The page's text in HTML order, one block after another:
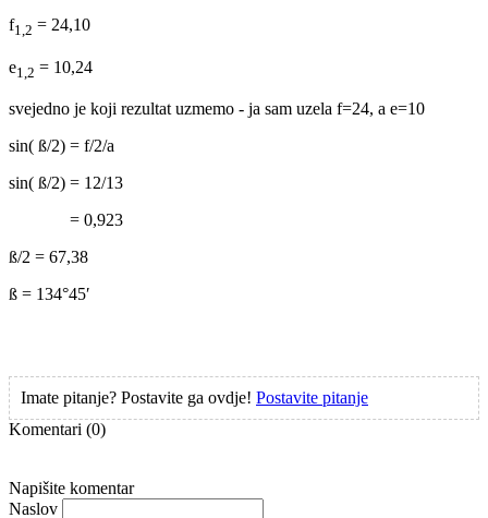
f1,2 = 24,10
e1,2 = 10,24
svejedno je koji rezultat uzmemo - ja sam uzela f=24, a e=10
sin( ß/2) = f/2/a
sin( ß/2) = 12/13
= 0,923
ß/2 = 67,38
ß = 134°45′
Imate pitanje? Postavite ga ovdje! Postavite pitanje
Komentari (0)
Napišite komentar
Naslov